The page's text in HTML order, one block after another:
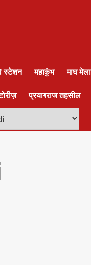
स्टेशन महाकुंभ माघ मेला
प्रयागराज तहसील